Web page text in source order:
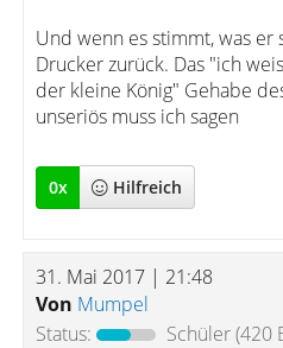
Und wenn es stimmt, was
Drucker zurück. Das "ich
der kleine König" Gehabe
unseriös muss ich sagen
0x Hilfreich
31. Mai 2017 | 21:48
Von Mumpel
Status:
Schüler(420